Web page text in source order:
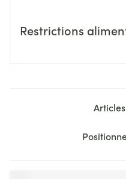
Restrictions
Articles
Trier par: